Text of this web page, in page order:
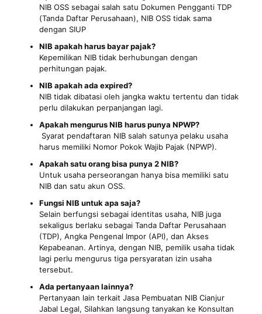
NIB OSS sebagai salah satu Dokumen Pengganti TDP
(Tanda Daftar Perusahaan), NIB OSS tidak sama
dengan SIUP
NIB apakah harus bayar pajak?
Kepemilikan NIB tidak berhubungan dengan
perhitungan pajak.
NIB apakah ada expired?
NIB tidak dibatasi oleh jangka waktu tertentu dan tidak
perlu dilakukan perpanjangan lagi.
Apakah mengurus NIB harus punya NPWP?
Syarat pendaftaran NIB salah satunya pelaku usaha
harus memiliki Nomor Pokok Wajib Pajak (NPWP).
Apakah satu orang bisa punya 2 NIB?
Untuk usaha perseorangan hanya bisa memiliki satu
NIB dan satu akun OSS.
Fungsi NIB untuk apa saja?
Selain berfungsi sebagai identitas usaha, NIB juga
sekaligus berlaku sebagai Tanda Daftar Perusahaan
(TDP), Angka Pengenal Impor (API), dan Akses
Kepabeanan. Artinya, dengan NIB, pemilik usaha tidak
lagi perlu mengurus tiga persyaratan izin usaha
tersebut.
Ada pertanyaan lainnya?
Pertanyaan lain terkait Jasa Pembuatan NIB Cianjur
Jabal Legal, Silahkan langsung tanyakan ke Konsultan